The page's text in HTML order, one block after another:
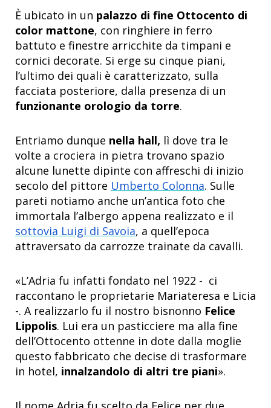
È ubicato in un palazzo di fine Ottocento di
color mattone, con ringhiere in ferro
battuto e finestre arricchite da timpani e
cornici decorate. Si erge su cinque piani,
l’ultimo dei quali è caratterizzato, sulla
facciata posteriore, dalla presenza di un
funzionante orologio da torre.
Entriamo dunque nella hall, lì dove tra le
volte a crociera in pietra trovano spazio
alcune lunette dipinte con affreschi di inizio
secolo del pittore Umberto Colonna. Sulle
pareti notiamo anche un’antica foto che
immortala l’albergo appena realizzato e il
sottovia Luigi di Savoia, a quell’epoca
attraversato da carrozze trainate da cavalli.
«L’Adria fu infatti fondato nel 1922 - ci
raccontano le proprietarie Mariateresa e Licia
-. A realizzarlo fu il nostro bisnonno Felice
Lippolis. Lui era un pasticciere ma alla fine
dell’Ottocento ottenne in dote dalla moglie
questo fabbricato che decise di trasformare
in hotel, innalzandolo di altri tre piani».